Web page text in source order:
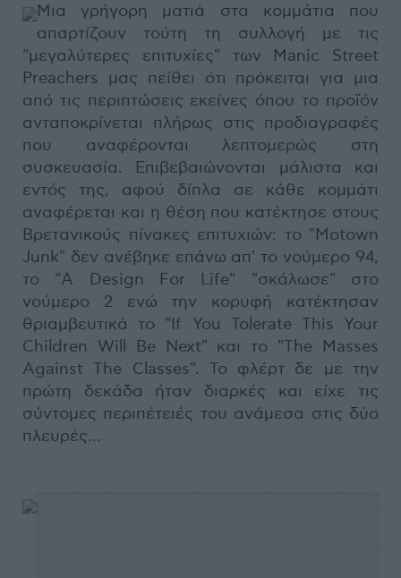
Μια γρήγορη ματιά στα κομμάτια που
απαρτίζουν τούτη τη συλλογή με τις
"μεγαλύτερες επιτυχίες" των Manic Street
Preachers μας πείθει ότι πρόκειται για μια
από τις περιπτώσεις εκείνες όπου το προϊόν
ανταποκρίνεται πλήρως στις προδιαγραφές
που αναφέρονται λεπτομερώς στη
συσκευασία. Επιβεβαιώνονται μάλιστα και
εντός της, αφού δίπλα σε κάθε κομμάτι
αναφέρεται και η θέση που κατέκτησε στους
Βρετανικούς πίνακες επιτυχιών: το "Motown
Junk" δεν ανέβηκε επάνω απ' το νούμερο 94,
το "A Design For Life" "σκάλωσε" στο
νούμερο 2 ενώ την κορυφή κατέκτησαν
θριαμβευτικά το "If You Tolerate This Your
Children Will Be Next" και το "The Masses
Against The Classes". Το φλέρτ δε με την
πρώτη δεκάδα ήταν διαρκές και είχε τις
σύντομες περιπέτειές του ανάμεσα στις δύο
πλευρές…